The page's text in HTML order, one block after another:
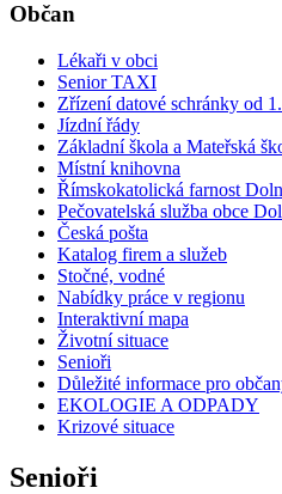
Občan
Lékaři v obci
Senior TAXI
Zřízení datové schránky od
Jízdní řády
Základní škola a Mateřská
Místní knihovna
Římskokatolická farnost
Pečovatelská služba obce
Česká pošta
Katalog firem a služeb
Stočné, vodné
Nabídky práce v regionu
Interaktivní mapa
Životní situace
Senioři
Důležité informace pro
EKOLOGIE A ODPADY
Krizové situace
Senioři